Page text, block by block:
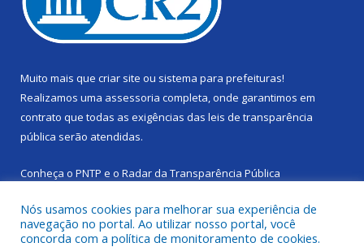
Muito mais que criar site ou sistema para prefeituras!
Realizamos uma assessoria completa, onde garantimos em
contrato que todas as exigências das leis de transparência
pública serão atendidas.
Conheça o PNTP e o Radar da Transparência Pública
Nós usamos cookies para melhorar sua experiência de
navegação no portal. Ao utilizar nosso portal, você
concorda com a política de monitoramento de cookies.